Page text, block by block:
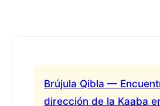
Brújula Qibla —
dirección de la Kaaba